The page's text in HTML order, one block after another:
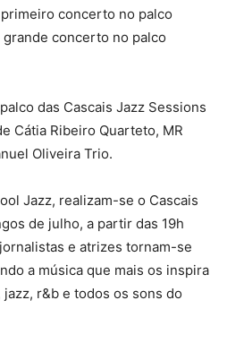
concerto no palco
concerto no palco
das Cascais Jazz Sessions
Cátia Ribeiro Quarteto, MR
Oliveira Trio.
Jazz, realizam-se o Cascais
de julho, a partir das 19h
e atrizes tornam-se
a música que mais os inspira
r&b e todos os sons do